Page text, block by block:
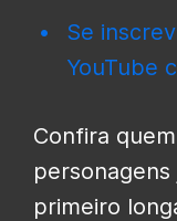
Se
YouTube
Confira
primeiro